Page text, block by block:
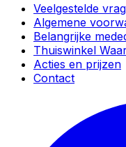
Veelgestelde
Algemene
Belangrijke
Thuiswinkel
Acties en prijzen
Contact